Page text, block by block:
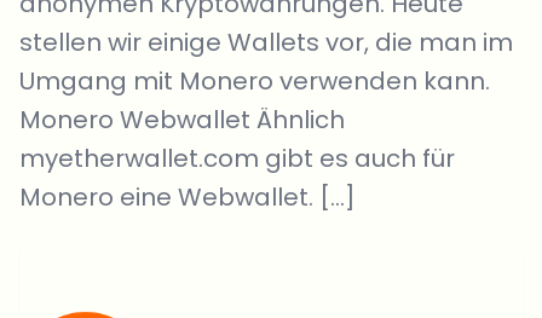
stellen wir einige Wallets vor, die man im
Umgang mit Monero verwenden kann.
Monero Webwallet Ähnlich
myetherwallet.com gibt es auch für
Monero eine Webwallet. […]